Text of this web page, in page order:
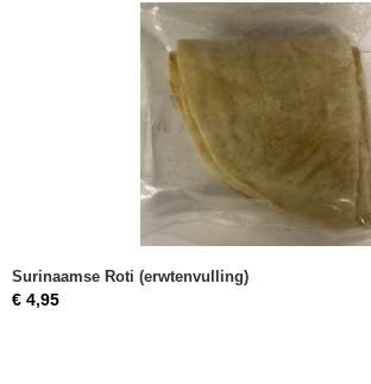
Surinaamse Roti (erwtenvulling)
€ 4,95